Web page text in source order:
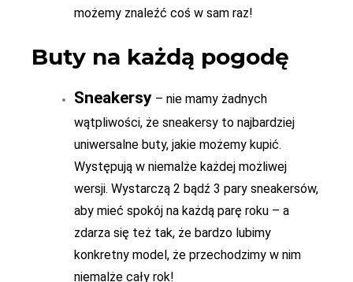
możemy znaleźć coś w sam raz!
Buty na każdą pogodę
Sneakersy – nie mamy żadnych
wątpliwości, że sneakersy to najbardziej
uniwersalne buty, jakie możemy kupić.
Występują w niemalże każdej możliwej
wersji. Wystarczą 2 bądź 3 pary sneakersów,
aby mieć spokój na każdą parę roku – a
zdarza się też tak, że bardzo lubimy
konkretny model, że przechodzimy w nim
niemalże cały rok!